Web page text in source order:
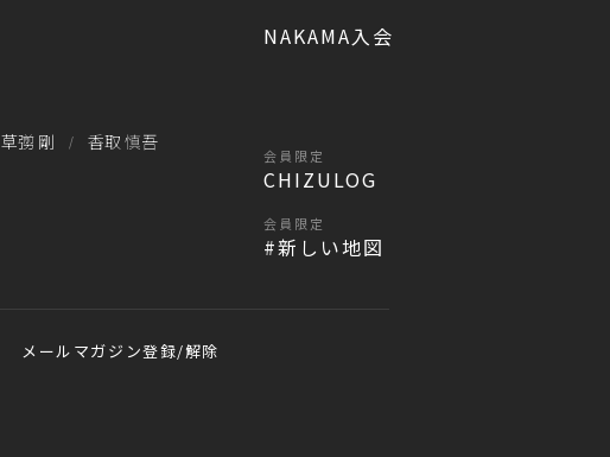
草彅 剛 香取 慎吾
NAKAMA入会
会員限定
CHIZULOG
会員限定
#新しい地図
メールマガジン登録/解除